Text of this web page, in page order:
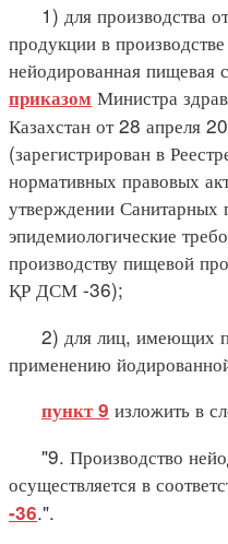
1) для производства
продукции в
нейодированная пищевая
приказом Министра
Казахстан от 28
(зарегистрирован в
нормативных правовых
утверждении Санитарных
эпидемиологические
производству пищевой
ҚР ДСМ -36);
2) для лиц, имеющих
применению
пункт 9 изложить в
"9. Производство
осуществляется в
-36.".